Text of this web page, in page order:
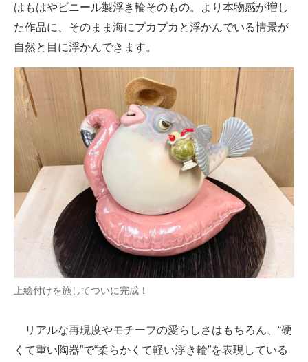
はもはやビニール製浮き輪そのもの。より本物感が増し
た作品に、そのまま海にプカプカと浮かんでいる情景が
自然と目に浮かんできます。
上絵付けを施してついに完成！
リアルな再現度やモチーフの愛らしさはもちろん、“硬
くて重い陶器”で“柔らかくて軽い浮き輪”を表現している